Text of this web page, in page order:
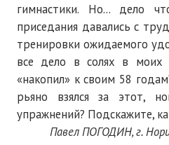
Презентация новых книг
Редакционный совет
Нам пишут
Политика обработки
Согласие на обработку
гимнастики. Но... дело
приседания давались с
тренировки ожидаемого
все дело в солях в моих
«накопил» к своим 58
рьяно взялся за этот,
упражнений? Подскажите,
Павел ПОГОДИН, г.